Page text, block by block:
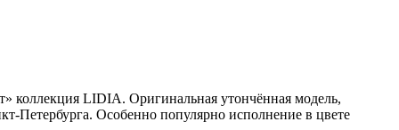
коллекция LIDIA. Оригинальная утончённая модель,
Петербурга. Особенно популярно исполнение в цвете